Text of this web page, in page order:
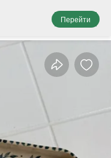
Перейти